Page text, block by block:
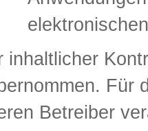
inhaltlicher
Für
Betreiber